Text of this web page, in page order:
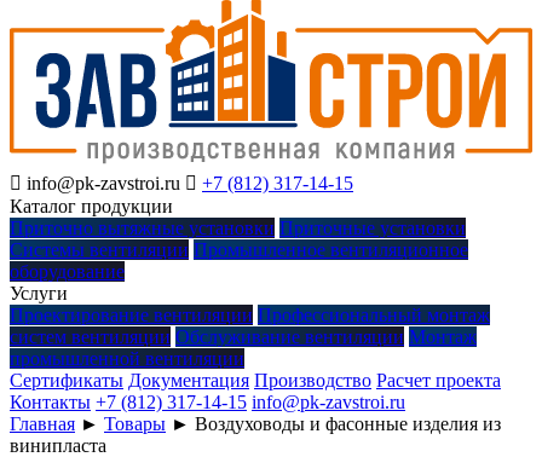
 info@pk-zavstroi.ru  +7 (812) 317-14-15
Каталог продукции
Приточно вытяжные установки Приточные установки
Системы вентиляции Промышленное вентиляционное
оборудование
Услуги
Проектирование вентиляции Профессиональный монтаж
систем вентиляции Обслуживание вентиляции Монтаж
промышленной вентиляции
Сертификаты Документация Производство Расчет проекта
Контакты +7 (812) 317-14-15 info@pk-zavstroi.ru
Главная ► Товары ► Воздуховоды и фасонные изделия из
винипласта